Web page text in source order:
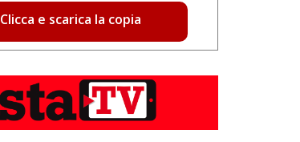
Clicca e scarica la copia